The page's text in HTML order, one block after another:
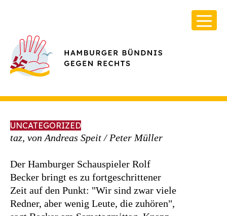
Über Uns
Infos & Broschüren
Archiv
UNCATEGORIZED
taz, von Andreas Speit / Peter Müller
Der Hamburger Schauspieler Rolf
Becker bringt es zu fortgeschrittener
Zeit auf den Punkt: "Wir sind zwar viele
Redner, aber wenig Leute, die zuhören",